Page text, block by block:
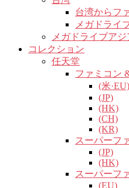
台湾からフ
メガドライ
メガドライブアジ
コレクション
任天堂
ファミコン
(米·EU)
(JP)
(HK)
(CH)
(KR)
スーパーフ
(JP)
(HK)
スーパーフ
(EU)